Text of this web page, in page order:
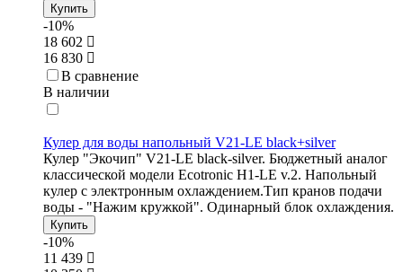
Купить
-10%
18 602
16 830
В сравнение
В наличии
Кулер для воды напольный V21-LE black+silver
Кулер "Экочип" V21-LE black-silver. Бюджетный аналог
классической модели Ecotronic H1-LE v.2. Напольный
кулер с электронным охлаждением.Тип кранов подачи
воды - "Нажим кружкой". Одинарный блок охлаждения.
Купить
-10%
11 439